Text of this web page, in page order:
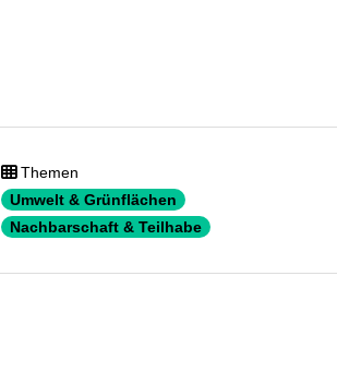
Themen
Umwelt & Grünflächen
Nachbarschaft & Teilhabe